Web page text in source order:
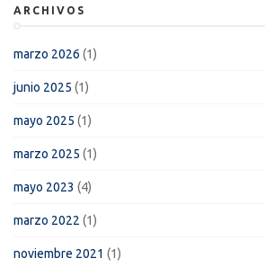
ARCHIVOS
marzo 2026 (1)
junio 2025 (1)
mayo 2025 (1)
marzo 2025 (1)
mayo 2023 (4)
marzo 2022 (1)
noviembre 2021 (1)